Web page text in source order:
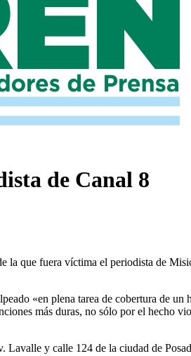
de Canal 8
la que fuera víctima el periodista de
«en plena tarea de cobertura de
más duras, no sólo por el hecho
y calle 124 de la ciudad de